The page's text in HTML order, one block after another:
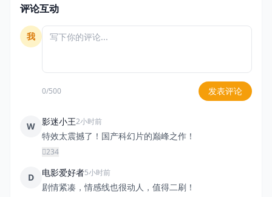
评论互动
我
0/500 发表评论
W 影迷小王2小时前
特效太震撼了！国产科幻片的巅峰之作！
234
D 电影爱好者5小时前
剧情紧凑，情感线也很动人，值得二刷！